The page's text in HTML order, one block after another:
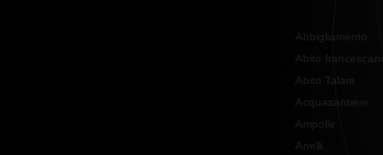
Abbigliamento
Abito francescano
Abito Talare
Acquasantiere
Ampolle
Anelli